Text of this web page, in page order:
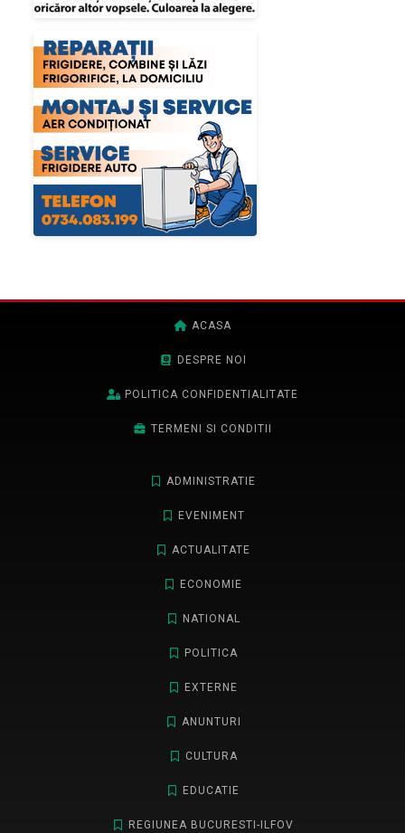
ACASA
DESPRE NOI
POLITICA CONFIDENTIALITATE
TERMENI SI CONDITII
ADMINISTRATIE
EVENIMENT
ACTUALITATE
ECONOMIE
NATIONAL
POLITICA
EXTERNE
ANUNTURI
CULTURA
EDUCATIE
REGIUNEA BUCURESTI-ILFOV